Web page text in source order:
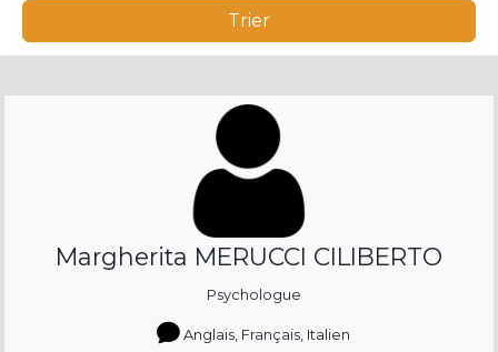
Trier
Margherita MERUCCI CILIBERTO
Psychologue
Anglais, Français, Italien